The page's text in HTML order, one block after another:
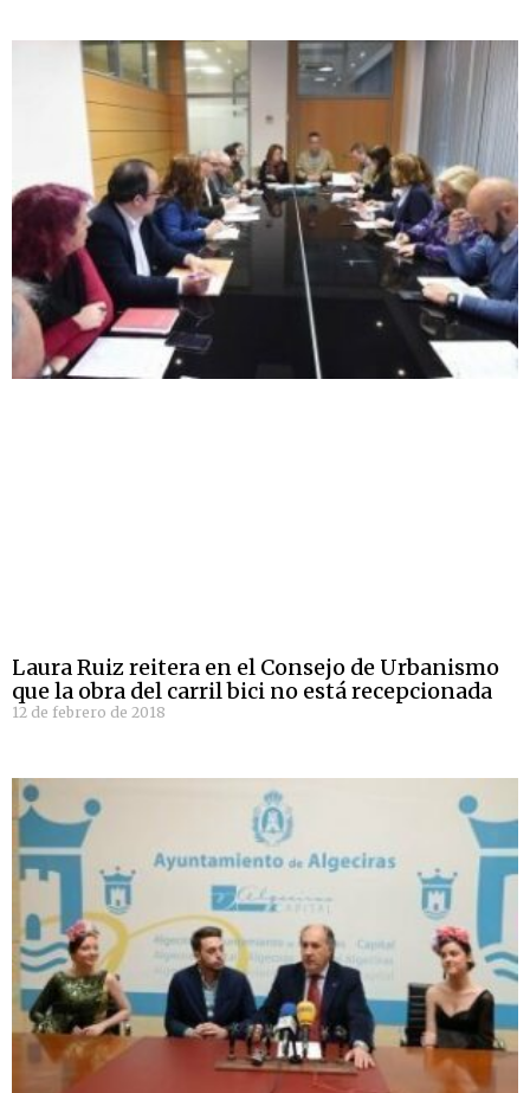
Laura Ruiz reitera en el Consejo de Urbanismo
que la obra del carril bici no está recepcionada
12 de febrero de 2018